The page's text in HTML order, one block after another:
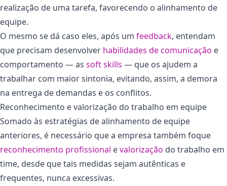
realização de uma tarefa, favorecendo o alinhamento de
equipe.
O mesmo se dá caso eles, após um feedback, entendam
que precisam desenvolver habilidades de comunicação e
comportamento — as soft skills — que os ajudem a
trabalhar com maior sintonia, evitando, assim, a demora
na entrega de demandas e os conflitos.
Reconhecimento e valorização do trabalho em equipe
Somado às estratégias de alinhamento de equipe
anteriores, é necessário que a empresa também foque
reconhecimento profissional evalorização do trabalho em
time, desde que tais medidas sejam autênticas e
frequentes, nunca excessivas.